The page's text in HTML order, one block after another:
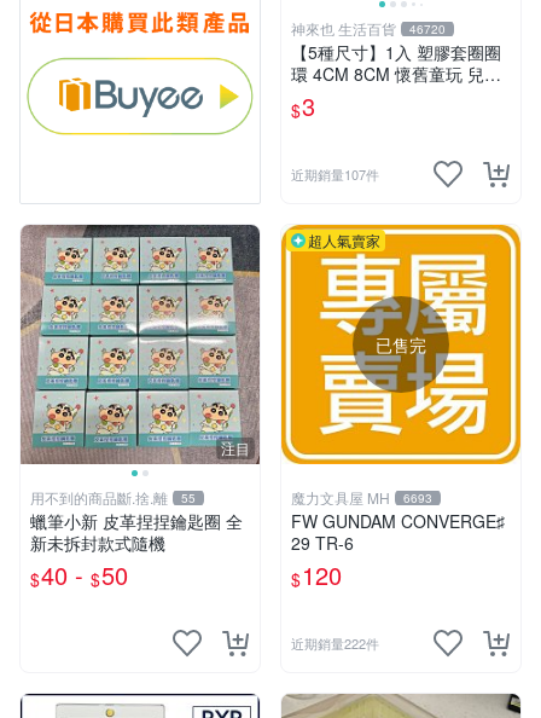
神來也 生活百貨 46720
【5種尺寸】1入 塑膠套圈圈
環 4CM 8CM 懷舊童玩 兒童
玩具 夜市套圈圈 塑膠套環 遊
戲道具 套環
$3
近期銷量107件
注目
用不到的商品斷.捨.離 55
蠟筆小新 皮革捏捏鑰匙圈 全
新未拆封款式隨機
$40 - $50
超人氣賣家
已售完
魔力文具屋 MH 6693
FW GUNDAM CONVERGE♯
29 TR-6
$120
近期銷量222件